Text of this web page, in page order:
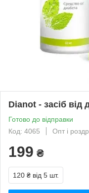
Dianot - засіб від
Готово до відправки
Код: 4065
Опт і
199 ₴
120 ₴ від 5 шт.